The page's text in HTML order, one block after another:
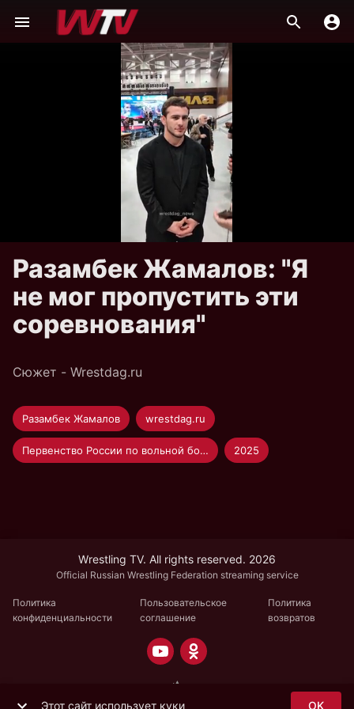
Разамбек Жамалов: "Я
не мог пропустить эти
соревнования"
Сюжет - Wrestdag.ru
Разамбек Жамалов wrestdag.ru
Первенство России по вольной борьбе U-20 2025
Wrestling TV. All rights reserved. 2026
Official Russian Wrestling Federation streaming service
Политика
конфиденциальности
Пользовательское
соглашение
Политика
возвратов
Этот сайт использует куки OK